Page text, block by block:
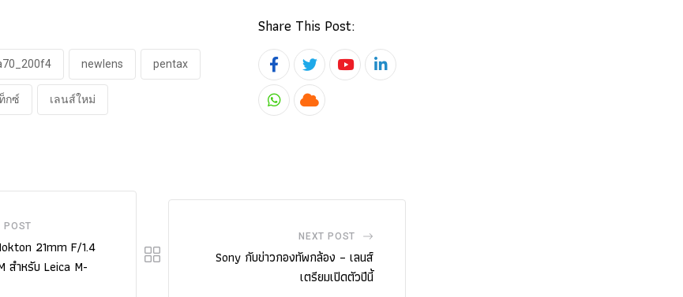
newlens pentax
กซ์ เลนส์ใหม่
Share This Post:
YoutubeLinkedIn
Whatsapp
Cloud
POST
21mm F/1.4
สำหรับ Leica M-
NEXT POST
Sony กับข่าวกองทัพกล้อง – เลนส์
เตรียมเปิดตัวปีนี้